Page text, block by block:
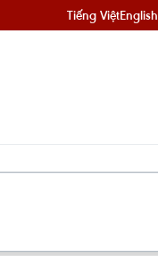
Tiếng ViệtEnglish